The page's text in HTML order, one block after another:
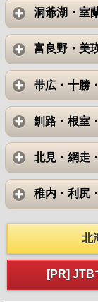
洞爺湖・室
富良野・美
帯広・十勝
釧路・根室
北見・網走
稚内・利尻
北
[PR] JTB